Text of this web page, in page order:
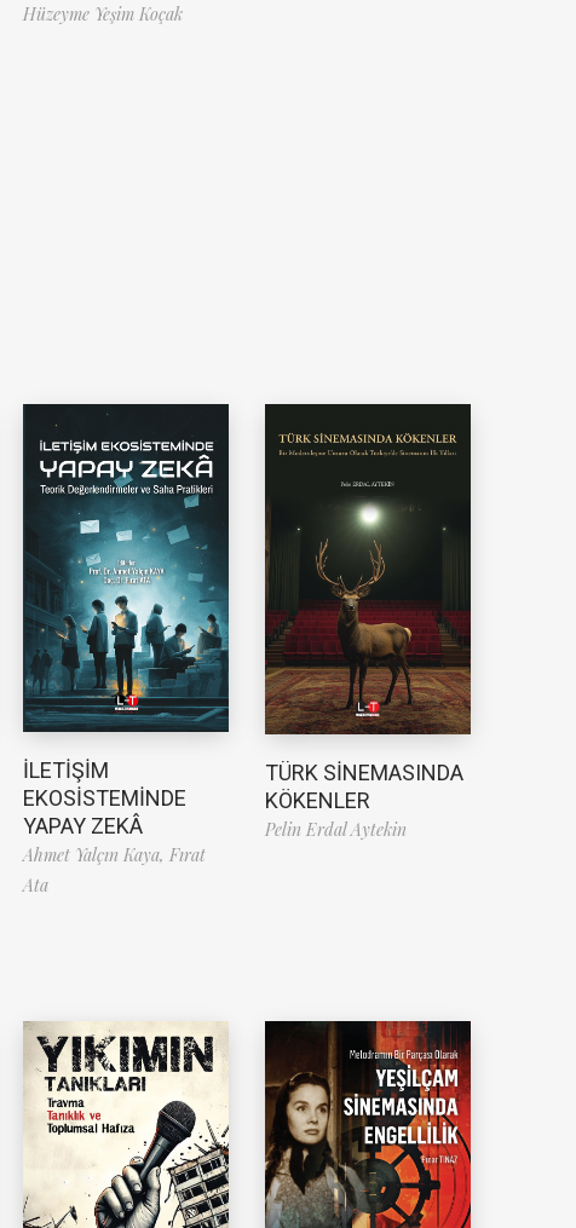
Hüzeyme Yeşim Koçak
İLETİŞİM
EKOSİSTEMİNDE
YAPAY ZEKÂ
Ahmet Yalçın Kaya, Fırat
Ata
TÜRK SİNEMASINDA
KÖKENLER
Pelin Erdal Aytekin